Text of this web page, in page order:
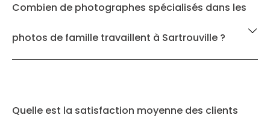
Combien de photographes spécialisés dans les
photos de famille travaillent à Sartrouville ?
Quelle est la satisfaction moyenne des clients